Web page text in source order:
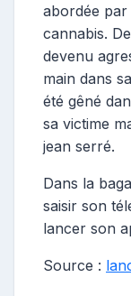
abordée
cannabis.
devenu
main dans
été gêné
sa victime
jean serré.
Dans la
saisir son
lancer son
Source :